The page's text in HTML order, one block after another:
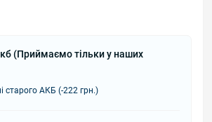
(Приймаємо тільки у наших
старого АКБ (-222 грн.)